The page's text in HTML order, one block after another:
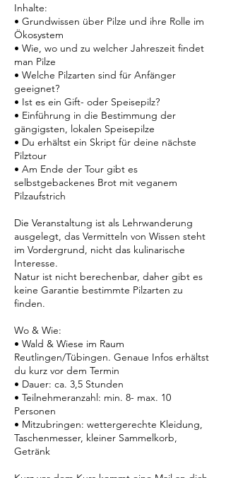
Inhalte:
• Grundwissen über Pilze und ihre Rolle im
Ökosystem
• Wie, wo und zu welcher Jahreszeit findet
man Pilze
• Welche Pilzarten sind für Anfänger
geeignet?
• Ist es ein Gift- oder Speisepilz?
• Einführung in die Bestimmung der
gängigsten, lokalen Speisepilze
• Du erhältst ein Skript für deine nächste
Pilztour
• Am Ende der Tour gibt es
selbstgebackenes Brot mit veganem
Pilzaufstrich
Die Veranstaltung ist als Lehrwanderung
ausgelegt, das Vermitteln von Wissen steht
im Vordergrund, nicht das kulinarische
Interesse.
Natur ist nicht berechenbar, daher gibt es
keine Garantie bestimmte Pilzarten zu
finden.
Wo & Wie:
• Wald & Wiese im Raum
Reutlingen/Tübingen. Genaue Infos erhältst
du kurz vor dem Termin
• Dauer: ca. 3,5 Stunden
• Teilnehmeranzahl: min. 8- max. 10
Personen
• Mitzubringen: wettergerechte Kleidung,
Taschenmesser, kleiner Sammelkorb,
Getränk